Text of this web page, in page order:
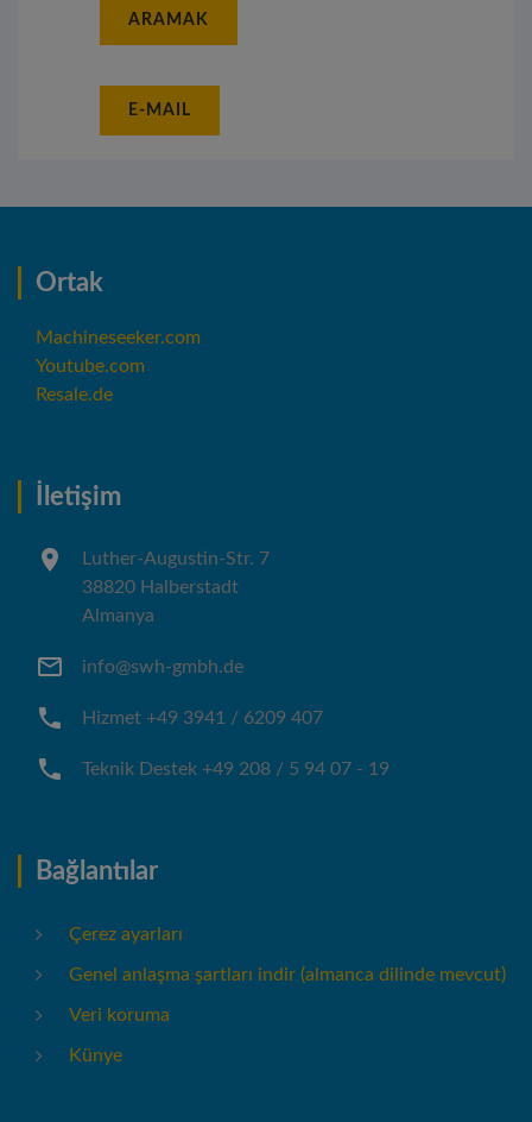
ARAMAK
E-MAIL
Ortak
Machineseeker.com
Youtube.com
Resale.de
İletişim
Luther-Augustin-Str. 7
38820 Halberstadt
Almanya
info@swh-gmbh.de
Hizmet +49 3941 / 6209 407
Teknik Destek +49 208 / 5 94 07 - 19
Bağlantılar
Çerez ayarları
Genel anlaşma şartları indir (almanca dilinde mevcut)
Veri koruma
Künye